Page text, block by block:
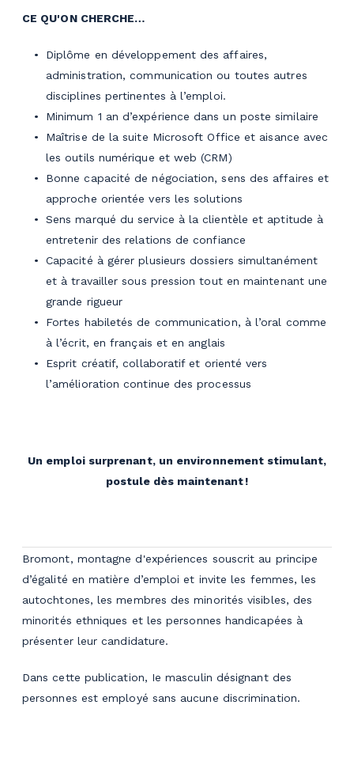
CE QU'ON CHERCHE…
Diplôme en développement des affaires,
administration, communication ou toutes autres
disciplines pertinentes à l’emploi.
Minimum 1 an d’expérience dans un poste similaire
Maîtrise de la suite Microsoft Office et aisance avec
les outils numérique et web (CRM)
Bonne capacité de négociation, sens des affaires et
approche orientée vers les solutions
Sens marqué du service à la clientèle et aptitude à
entretenir des relations de confiance
Capacité à gérer plusieurs dossiers simultanément
et à travailler sous pression tout en maintenant une
grande rigueur
Fortes habiletés de communication, à l’oral comme
à l’écrit, en français et en anglais
Esprit créatif, collaboratif et orienté vers
l’amélioration continue des processus
Un emploi surprenant, un environnement stimulant,
postule dès maintenant !
Bromont, montagne d'expériences souscrit au principe
d’égalité en matière d’emploi et invite les femmes, les
autochtones, les membres des minorités visibles, des
minorités ethniques et les personnes handicapées à
présenter leur candidature.
Dans cette publication, Ie masculin désignant des
personnes est employé sans aucune discrimination.